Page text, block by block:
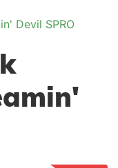
Devil SPRO